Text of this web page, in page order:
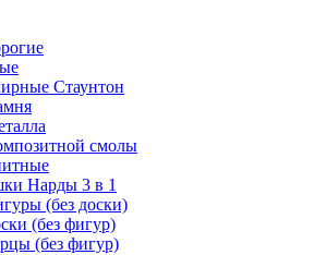
Стаунтон
смолы
Нарды 3 в 1
(без доски)
(без фигур)
(без фигур)